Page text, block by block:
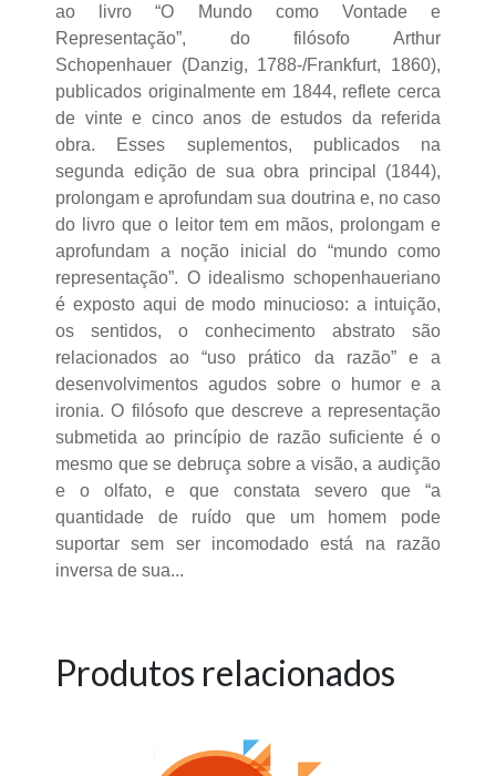
ao livro “O Mundo como Vontade e
Representação”, do filósofo Arthur
Schopenhauer (Danzig, 1788-/Frankfurt, 1860),
publicados originalmente em 1844, reflete cerca
de vinte e cinco anos de estudos da referida
obra. Esses suplementos, publicados na
segunda edição de sua obra principal (1844),
prolongam e aprofundam sua doutrina e, no caso
do livro que o leitor tem em mãos, prolongam e
aprofundam a noção inicial do “mundo como
representação”. O idealismo schopenhaueriano
é exposto aqui de modo minucioso: a intuição,
os sentidos, o conhecimento abstrato são
relacionados ao “uso prático da razão” e a
desenvolvimentos agudos sobre o humor e a
ironia. O filósofo que descreve a representação
submetida ao princípio de razão suficiente é o
mesmo que se debruça sobre a visão, a audição
e o olfato, e que constata severo que “a
quantidade de ruído que um homem pode
suportar sem ser incomodado está na razão
inversa de sua...
Produtos relacionados